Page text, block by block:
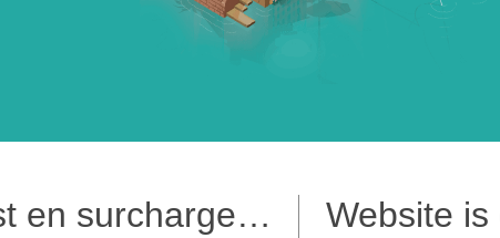
en surcharge… Website